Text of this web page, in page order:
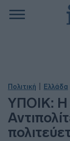
Πολιτική Ελλάδα
ΥΠΟΙΚ: Η